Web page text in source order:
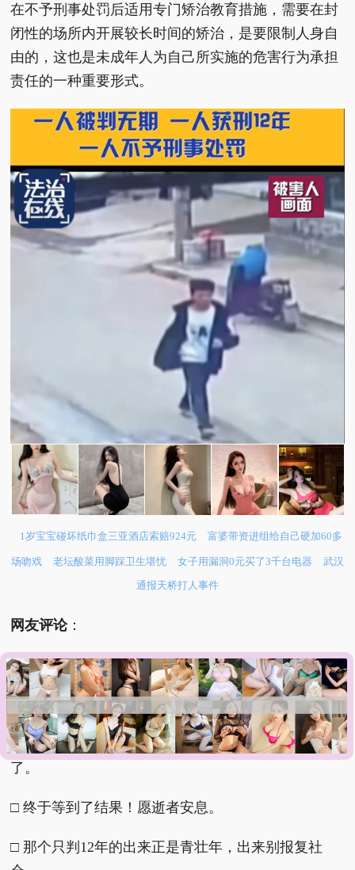
在不予刑事处罚后适用专门矫治教育措施，需要在封
闭性的场所内开展较长时间的矫治，是要限制人身自
由的，这也是未成年人为自己所实施的危害行为承担
责任的一种重要形式。
1岁宝宝碰坏纸巾盒三亚酒店索赔924元 富婆带资进组给自己硬加60多
场吻戏 老坛酸菜用脚踩卫生堪忧 女子用漏洞0元买了3千台电器
武汉
通报天桥打人事件
网友评论：
□ 时代在发展，少年在早熟，法条该进步。
□ 宽容就是在纵容，让未成年犯罪更加有恃无恐。
□ 可惜了那一条鲜活的生命，那个孩子再也回不来
了。
□ 终于等到了结果！愿逝者安息。
□ 那个只判12年的出来正是青壮年，出来别报复社